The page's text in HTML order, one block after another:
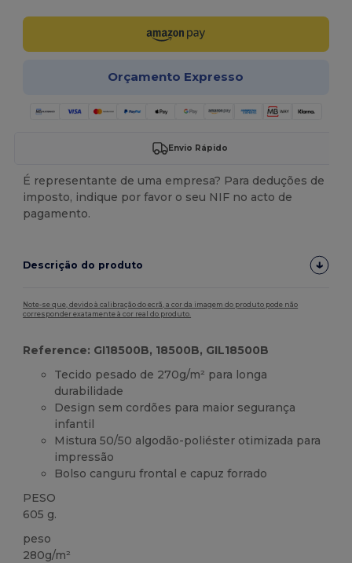
Orçamento Expresso
Envio Rápido
É representante de uma empresa? Para deduções de
imposto, indique por favor o seu NIF no acto de
pagamento.
Descrição do produto
Note-se que, devido à calibração do ecrã, a cor da imagem do produto pode não
corresponder exatamente à cor real do produto.
Reference: GI18500B, 18500B, GIL18500B
Tecido pesado de 270g/m² para longa
durabilidade
Design sem cordões para maior segurança
infantil
Mistura 50/50 algodão-poliéster otimizada para
impressão
Bolso canguru frontal e capuz forrado
PESO
605 g.
peso
280g/m²